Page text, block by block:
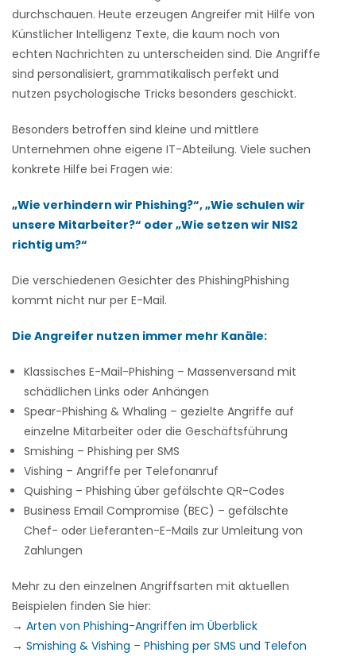
durchschauen. Heute erzeugen Angreifer mit Hilfe von
Künstlicher Intelligenz Texte, die kaum noch von
echten Nachrichten zu unterscheiden sind. Die Angriffe
sind personalisiert, grammatikalisch perfekt und
nutzen psychologische Tricks besonders geschickt.
Besonders betroffen sind kleine und mittlere
Unternehmen ohne eigene IT-Abteilung. Viele suchen
konkrete Hilfe bei Fragen wie:
„Wie verhindern wir Phishing?“, „Wie schulen wir
unsere Mitarbeiter?“ oder „Wie setzen wir NIS2
richtig um?“
Die verschiedenen Gesichter des PhishingPhishing
kommt nicht nur per E-Mail.
Die Angreifer nutzen immer mehr Kanäle:
Klassisches E-Mail-Phishing – Massenversand mit
schädlichen Links oder Anhängen
Spear-Phishing & Whaling – gezielte Angriffe auf
einzelne Mitarbeiter oder die Geschäftsführung
Smishing – Phishing per SMS
Vishing – Angriffe per Telefonanruf
Quishing – Phishing über gefälschte QR-Codes
Business Email Compromise (BEC) – gefälschte
Chef- oder Lieferanten-E-Mails zur Umleitung von
Zahlungen
Mehr zu den einzelnen Angriffsarten mit aktuellen
Beispielen finden Sie hier:
→ Arten von Phishing-Angriffen im Überblick
→ Smishing & Vishing – Phishing per SMS und Telefon